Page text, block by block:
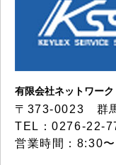
有限会社ネットワーク
〒373-0023 群
TEL：0276-22-
営業時間：8:30